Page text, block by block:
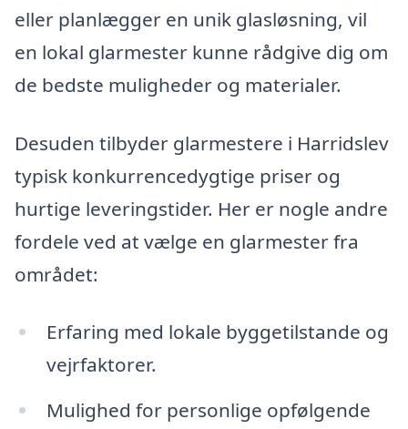
eller planlægger en unik glasløsning, vil
en lokal glarmester kunne rådgive dig om
de bedste muligheder og materialer.
Desuden tilbyder glarmestere i Harridslev
typisk konkurrencedygtige priser og
hurtige leveringstider. Her er nogle andre
fordele ved at vælge en glarmester fra
området:
Erfaring med lokale byggetilstande og
vejrfaktorer.
Mulighed for personlige opfølgende